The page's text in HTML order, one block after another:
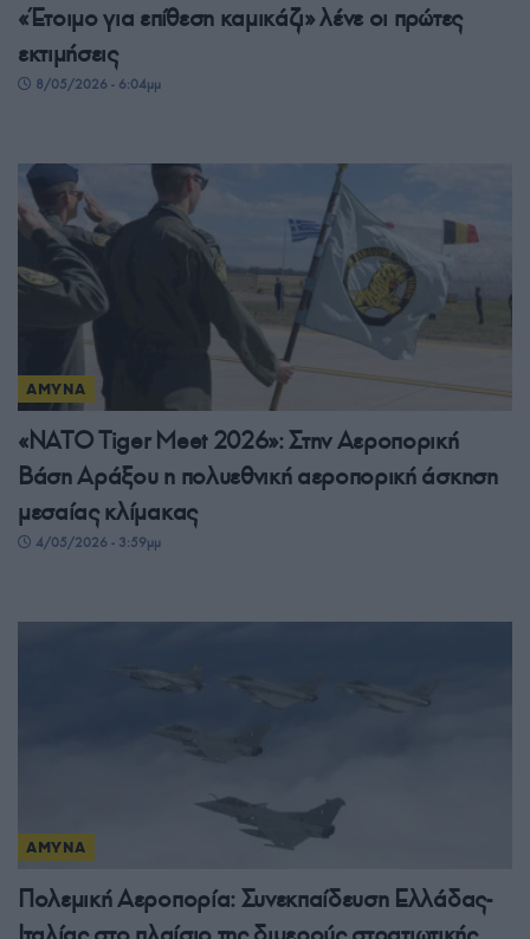
«Έτοιμο για επίθεση καμικάζι» λένε οι πρώτες
εκτιμήσεις
8/05/2026 - 6:04μμ
ΑΜΥΝΑ
«NATO Tiger Meet 2026»: Στην Αεροπορική
Βάση Αράξου η πολυεθνική αεροπορική άσκηση
μεσαίας κλίμακας
4/05/2026 - 3:59μμ
ΑΜΥΝΑ
Πολεμική Αεροπορία: Συνεκπαίδευση Ελλάδας-